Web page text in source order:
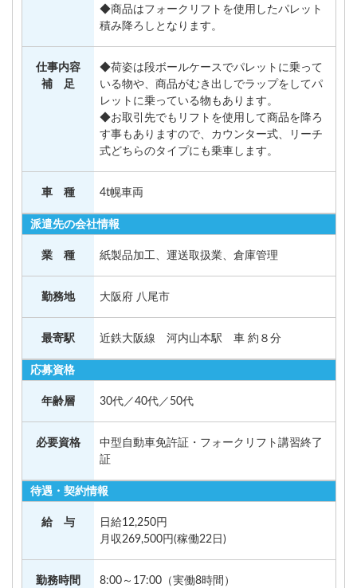
◆商品はフォークリフトを使用したパレット
積み降ろしとなります。
仕事内容
補 足
◆荷姿は段ボールケースでパレットに乗って
いる物や、商品がむき出しでラップをしてパ
レットに乗っている物もあります。
◆お取引先でもリフトを使用して商品を降ろ
す事もありますので、カウンター式、リーチ
式どちらのタイプにも乗車します。
車 種 4t幌車両
派遣先の会社情報
業 種 紙製品加工、運送取扱業、倉庫管理
勤務地 大阪府 八尾市
最寄駅 近鉄大阪線 河内山本駅 車 約８分
応募資格
年齢層 30代／40代／50代
必要資格
中型自動車免許証・フォークリフト講習終了
証
待遇・契約情報
給 与
日給12,250円
月収269,500円(稼働22日)
勤務時間 8:00～17:00（実働8時間）